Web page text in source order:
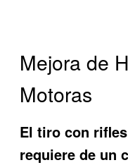
Mejora de
Motoras
El tiro con
requiere de un